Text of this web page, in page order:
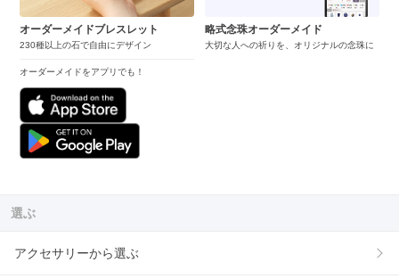
オーダーメイドブレスレット
230種以上の石で自由にデザイン
オーダーメイドをアプリでも！
略式念珠オーダーメイド
大切な人への祈りを、オリジナルの念珠に
選ぶ
アクセサリーから選ぶ